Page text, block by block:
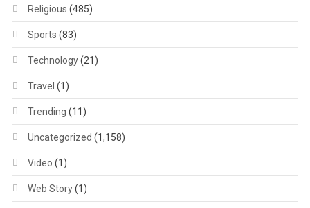
Religious (485)
Sports (83)
Technology(21)
Travel (1)
Trending (11)
Uncategorized (1,158)
Video (1)
Web Story(1)